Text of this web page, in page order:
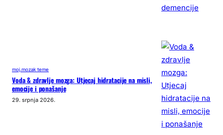
moj.mozak teme
Voda & zdravlje mozga: Utjecaj hidratacije na misli,
emocije i ponašanje
29. srpnja 2026.